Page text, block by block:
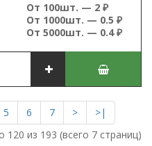
От 100шт. — 2 ₽
От 1000шт. — 0.5 ₽
От 5000шт. — 0.4 ₽
5 6 7 >
>|
120 из 193 (всего 7 страниц)